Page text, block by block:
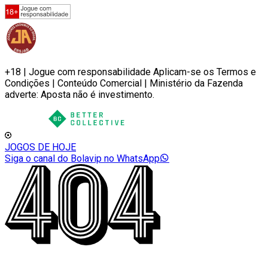
+18 | Jogue com responsabilidade Aplicam-se os Termos e
Condições | Conteúdo Comercial | Ministério da Fazenda
adverte: Aposta não é investimento.
JOGOS DE HOJE
Siga o canal do Bolavip no WhatsApp